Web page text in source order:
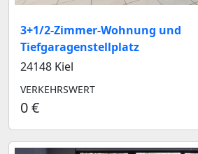
3+1/2-Zimmer-Wohnung und
Tiefgaragenstellplatz
24148 Kiel
VERKEHRSWERT
0 €